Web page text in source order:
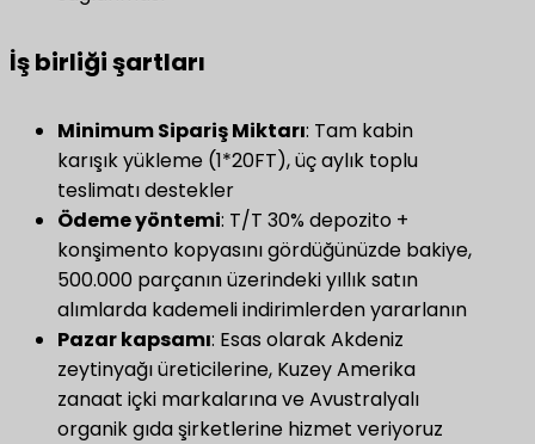
İş birliği şartları
​Minimum Sipariş Miktarı​: Tam kabin
karışık yükleme (1*20FT), üç aylık toplu
teslimatı destekler
Ödeme yöntemi​: T/T 30% depozito +
konşimento kopyasını gördüğünüzde bakiye,
500.000 parçanın üzerindeki yıllık satın
alımlarda kademeli indirimlerden yararlanın
​Pazar kapsamı​​: Esas olarak Akdeniz
zeytinyağı üreticilerine, Kuzey Amerika
zanaat içki markalarına ve Avustralyalı
organik gıda şirketlerine hizmet veriyoruz